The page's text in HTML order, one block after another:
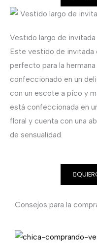
Vestido largo de
Este vestido de invitada
perfecto para la
confeccionado en un
con un escote a pico y
está confeccionada en
floral y cuenta con una
de sensualidad.
Consejos para la